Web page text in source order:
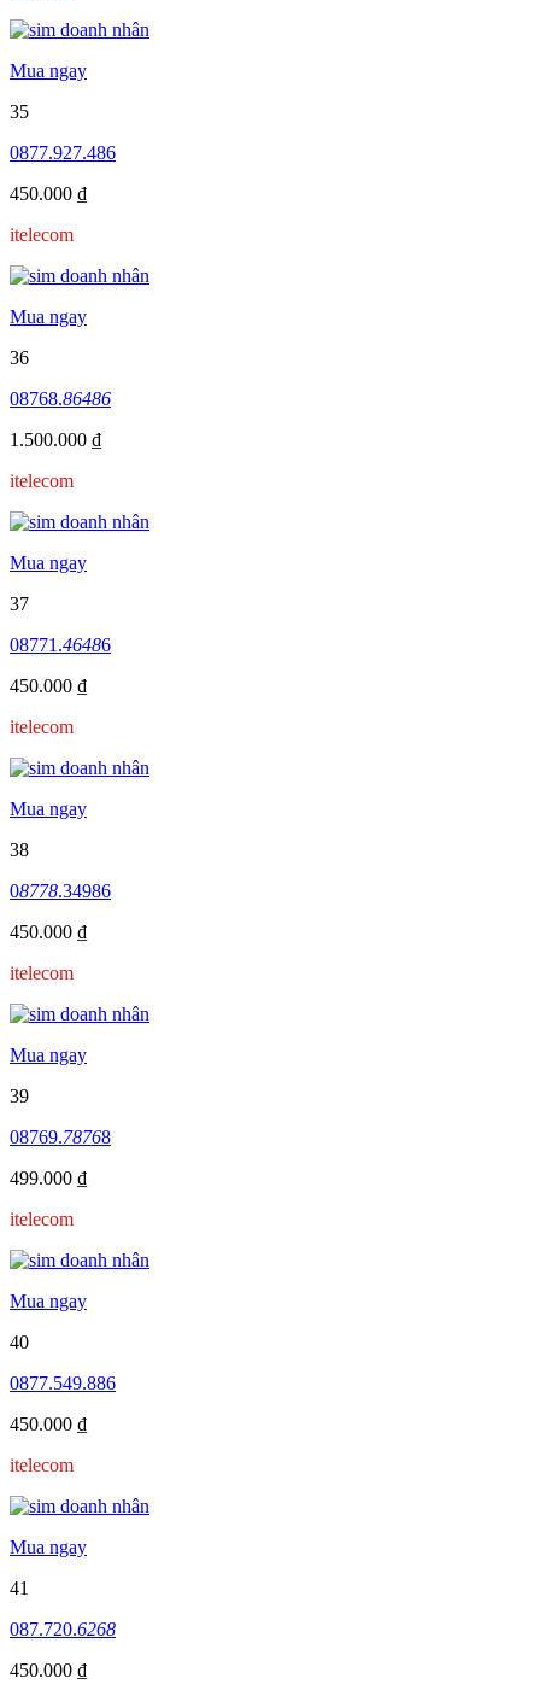
Mua ngay
35
0877.927.486
450.000 ₫
itelecom
Mua ngay
36
08768.86486
1.500.000 ₫
itelecom
Mua ngay
37
08771.46486
450.000 ₫
itelecom
Mua ngay
38
08778.34986
450.000 ₫
itelecom
Mua ngay
39
08769.78768
499.000 ₫
itelecom
Mua ngay
40
0877.549.886
450.000 ₫
itelecom
Mua ngay
41
087.720.6268
450.000 ₫